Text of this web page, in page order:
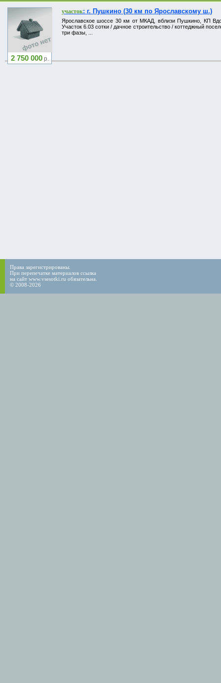
2 750 000р.
участок: г. Пушкино (30 км по Ярославскому ш.)
Ярославское шоссе 30 км от МКАД, вблизи Пушкино, КП
Участок 6.03 сотки / дачное строительство / коттеджный
три фазы, ...
Права зарегистрированы.
При перепечатке материалов ссылка
на сайт www.vsesotki.ru обязательна.
© 2008-2026